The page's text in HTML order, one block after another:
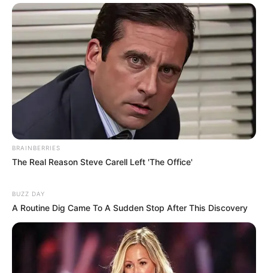
BRAINBERRIES
The Real Reason Steve Carell Left 'The Office'
BUZZ DAY
A Routine Dig Came To A Sudden Stop After This Discovery